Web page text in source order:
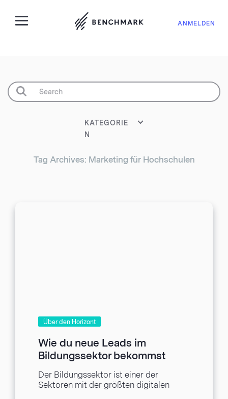
ANMELDEN
KATEGORIE
N
Tag Archives: Marketing für Hochschulen
Über den Horizont
Wie du neue Leads im
Bildungssektor bekommst
Der Bildungssektor ist einer der
Sektoren mit der größten digitalen